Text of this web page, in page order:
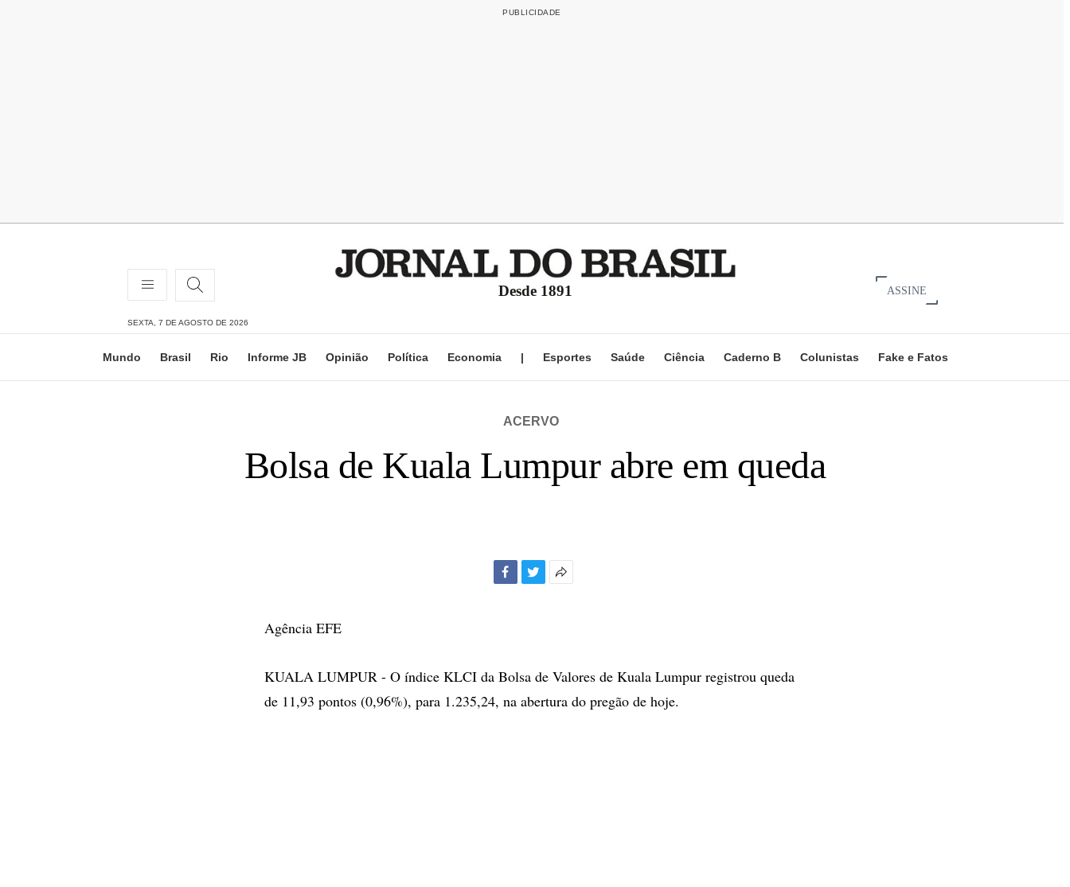
Desde 1891 ASSINE
SEXTA, 7 DE AGOSTO DE 2026
Mundo Brasil Rio Informe JB Opinião Política Economia | Esportes Saúde Ciência Caderno B Colunistas Fake e Fatos
ACERVO
Bolsa de Kuala Lumpur abre em queda
Agência EFE
KUALA LUMPUR - O índice KLCI da Bolsa de Valores de Kuala Lumpur registrou queda
de 11,93 pontos (0,96%), para 1.235,24, na abertura do pregão de hoje.